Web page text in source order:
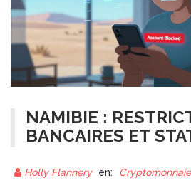
NAMIBIE :
BANCAIRES ET
EN 2026
Holly Flannery en: